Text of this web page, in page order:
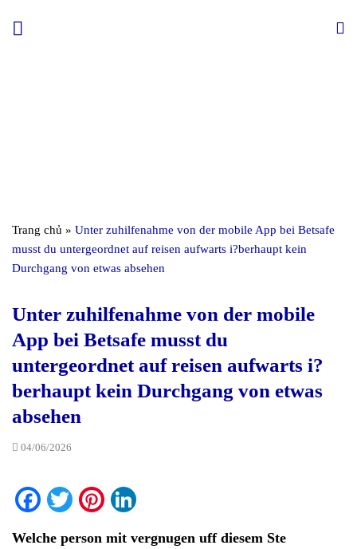
Trang chủ » Unter zuhilfenahme von der mobile App bei Betsafe
musst du untergeordnet auf reisen aufwarts i?berhaupt kein
Durchgang von etwas absehen
Unter zuhilfenahme von der mobile
App bei Betsafe musst du
untergeordnet auf reisen aufwarts i?
berhaupt kein Durchgang von etwas
absehen
04/06/2026
Facebook
TwitterPinterest
Welche person mit vergnugen uff diesem Ste